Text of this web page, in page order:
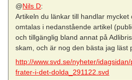
@Nils D:
Artikeln du länkar till handlar mycket
omtalas i nedanstående artikel
och tillgänglig bland annat på
skam, och är nog den bästa jag läst
http://www.svd.se/nyheter/
frater-i-det-dolda_291122.svd